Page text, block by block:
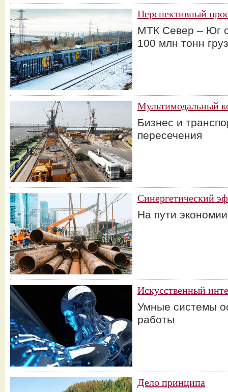
Перспективный
МТК Север – Юг
100 млн тонн
Мультимодальный
Бизнес и
пересечения
Синергетический
На пути
Искусственный
Умные системы
работы
Дело принципа